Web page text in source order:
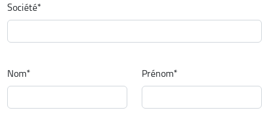
Société*
Nom* Prénom*